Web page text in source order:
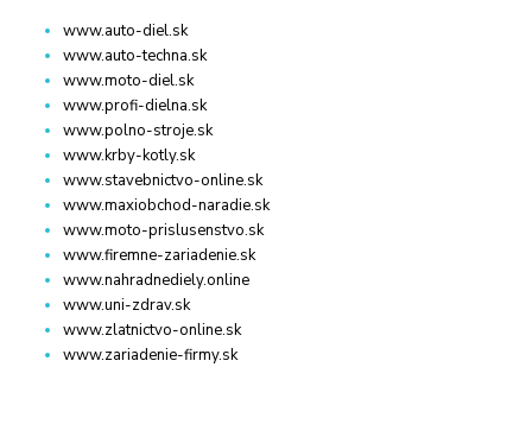
www.auto-diel.sk
www.auto-techna.sk
www.moto-diel.sk
www.profi-dielna.sk
www.polno-stroje.sk
www.krby-kotly.sk
www.stavebnictvo-online.sk
www.maxiobchod-naradie.sk
www.moto-prislusenstvo.sk
www.firemne-zariadenie.sk
www.nahradnediely.online
www.uni-zdrav.sk
www.zlatnictvo-online.sk
www.zariadenie-firmy.sk